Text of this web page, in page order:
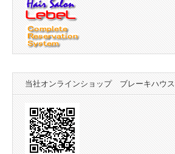
当社オンラインショップ ブレーキハウス